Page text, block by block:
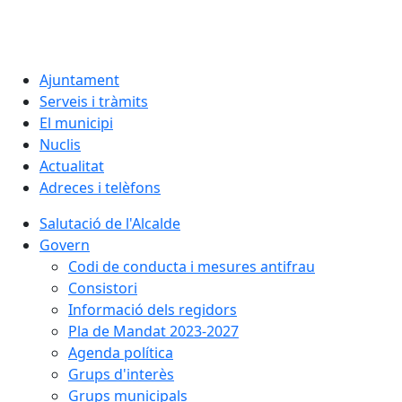
Ajuntament
Serveis i tràmits
El municipi
Nuclis
Actualitat
Adreces i telèfons
Salutació de l'Alcalde
Govern
Codi de conducta i mesures antifrau
Consistori
Informació dels regidors
Pla de Mandat 2023-2027
Agenda política
Grups d'interès
Grups municipals